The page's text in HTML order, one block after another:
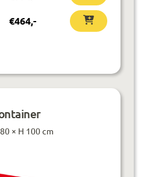
€464,-
× H 100 cm